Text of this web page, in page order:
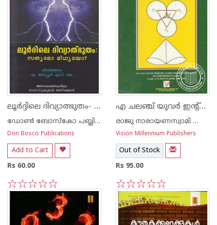
ലൂര്‍ദ്ദിലെ ദിവ്യാത്ഭുതം- സത്യമോ മിഥ്യയോ
ഡോണ്‍ ബോസ്കോ പബ്ലിക്കേഷന്‍സ്
Don Bosco Publications
Add to Cart
Rs 60.00
5
4
3
2
1
എ ചലഞ്ച് യുവര്‍ ഇന്റ്റെല്ലിജെ‌ന്‍സ്
രാജു നാരായണസ്വാമി ഐ എ എസ്
Vision Millennium Publishers
Out of Stock
Rs 95.00
5
4
3
2
1